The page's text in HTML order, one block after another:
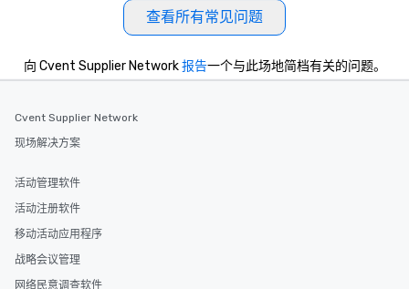
查看所有常见问题
向 Cvent Supplier Network报告一个与此场地简档有关的问题。
Cvent Supplier Network
现场解决方案
活动管理软件
活动注册软件
移动活动应用程序
战略会议管理
网络民意调查软件